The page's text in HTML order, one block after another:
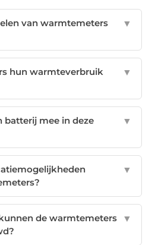
van warmtemeters
▼
hun warmteverbruik
▼
batterij mee in deze
▼
▼
de warmtemeters
▼